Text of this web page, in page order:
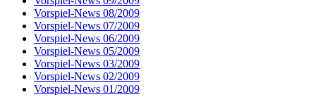
Vorspiel-News 08/2009
Vorspiel-News 07/2009
Vorspiel-News 06/2009
Vorspiel-News 05/2009
Vorspiel-News 03/2009
Vorspiel-News 02/2009
Vorspiel-News 01/2009